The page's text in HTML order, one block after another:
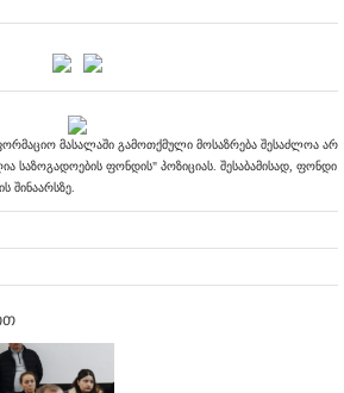
მასალაში გამოთქმული მოსაზრება შესაძლოა არ
საზოგადოების ფონდის" პოზიციას. შესაბამისად, ფონდი
შინაარსზე.